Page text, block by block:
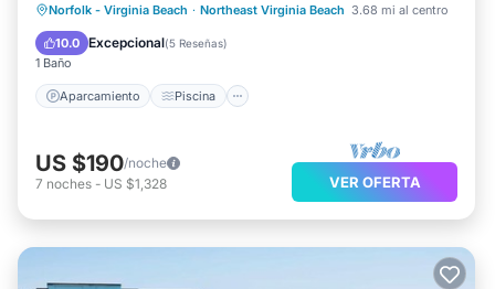
Norfolk - Virginia Beach · Northeast Virginia Beach 3.68 mi al centro
10.0 Excepcional(5 Reseñas)
1 Baño
Aparcamiento Piscina
Aparcamiento Piscina
Cocina
Aire acondicionado
US $190/noche
7 noches - US $1,328 VER OFERTA